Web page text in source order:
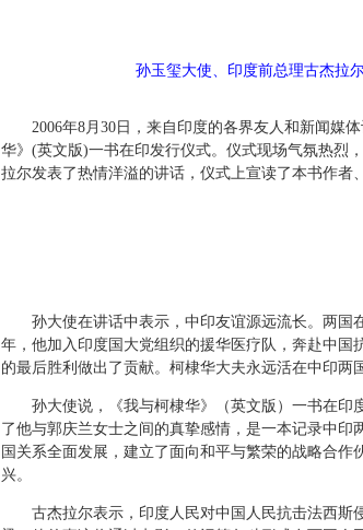
孙玉玺大使、印度前总理古杰拉
2006年8月30日，来自印度的各界友人和新闻媒体
华》(英文版)一书在印发行仪式。仪式现场气氛热烈
拉尔发表了热情洋溢的讲话，仪式上宣读了本书作者
孙大使在讲话中表示，中印友谊源远流长。两国在
年，他加入印度国大党组织的援华医疗队，奔赴中
的最后胜利做出了贡献。柯棣华大夫永远活在中印两
孙大使说，《我与柯棣华》（英文版）一书在印度
了他与郭庆兰女士之间的真挚感情，是一本记录中
国关系全面发展，建立了面向和平与繁荣的战略合
兴。
古杰拉尔表示，印度人民对中国人民抗击法西斯